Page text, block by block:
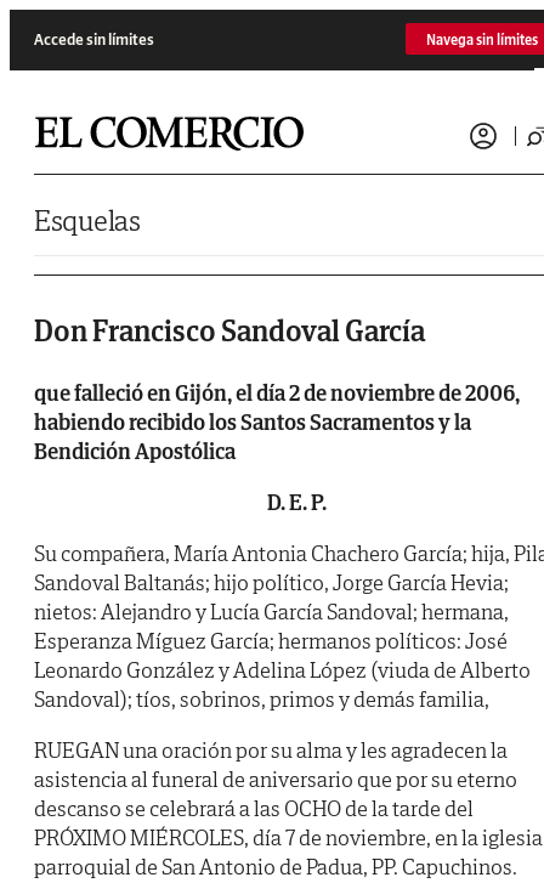
Accede sin límites Navega sin límites
Esquelas
Don Francisco Sandoval García
que falleció en Gijón, el día 2 de noviembre de 2006,
habiendo recibido los Santos Sacramentos y la
Bendición Apostólica
D. E. P.
Su compañera, María Antonia Chachero García; hija,
Sandoval Baltanás; hijo político, Jorge García Hevia;
nietos: Alejandro y Lucía García Sandoval; hermana,
Esperanza Míguez García; hermanos políticos: José
Leonardo González y Adelina López (viuda de Alberto
Sandoval); tíos, sobrinos, primos y demás familia,
RUEGAN una oración por su alma y les agradecen la
asistencia al funeral de aniversario que por su eterno
descanso se celebrará a las OCHO de la tarde del
PRÓXIMO MIÉRCOLES, día 7 de noviembre, en la iglesia
parroquial de San Antonio de Padua, PP. Capuchinos.